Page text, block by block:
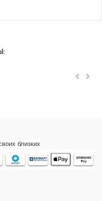
Пред
близких